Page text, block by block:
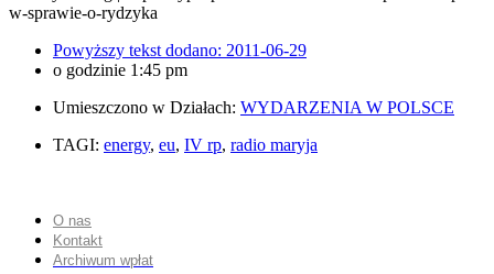
w-sprawie-o-rydzyka
Powyższy tekst dodano: 2011-06-29
o godzinie 1:45 pm
Umieszczono w Działach: WYDARZENIA W POLSCE
TAGI: energy, eu, IV rp, radio maryja
O nas
Kontakt
Archiwum wpłat